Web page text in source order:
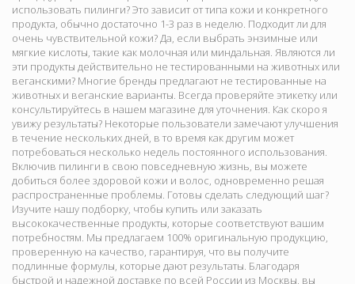
использовать пилинги? Это зависит от типа кожи и конкретного
продукта, обычно достаточно 1-3 раз в неделю. Подходит ли для
очень чувствительной кожи? Да, если выбрать энзимные или
мягкие кислоты, такие как молочная или миндальная. Являются ли
эти продукты действительно не тестированными на животных или
веганскими? Многие бренды предлагают не тестированные на
животных и веганские варианты. Всегда проверяйте этикетку или
консультируйтесь в нашем магазине для уточнения. Как скоро я
увижу результаты? Некоторые пользователи замечают улучшения
в течение нескольких дней, в то время как другим может
потребоваться несколько недель постоянного использования.
Включив пилинги в свою повседневную жизнь, вы можете
добиться более здоровой кожи и волос, одновременно решая
распространенные проблемы. Готовы сделать следующий шаг?
Изучите нашу подборку, чтобы купить или заказать
высококачественные продукты, которые соответствуют вашим
потребностям. Мы предлагаем 100% оригинальную продукцию,
проверенную на качество, гарантируя, что вы получите
подлинные формулы, которые дают результаты. Благодаря
быстрой и надежной доставке по всей России из Москвы, вы